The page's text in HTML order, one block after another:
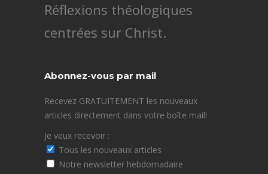
Réflexions théologiques
centrées sur Christ.
Abonnez-vous par mail
Recevez GRATUITEMENT les nouveaux
articles directement dans votre boîte mail!
Je veux recevoir :
Tous les nouveaux articles
Notre newsletter hebdomadaire